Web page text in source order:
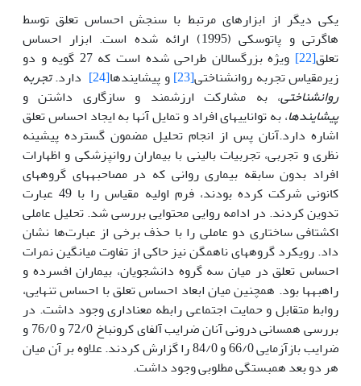
یکی دیگر از ابزارهای مرتبط با سنجش احساس تعلق توسط
هاگرتی و پاتوسکی (1995) ارائه شده است. ابزار احساس
تعلق[22]
ویژه بزرگسالان طراحی شده است که 27 گویه و دو
زیرمقیاس تجربه روان­شناختی[23] و پیشایندها[24] دارد.تجربه
روان­شناختی، به مشارکت ارزشمند و سازگاری داشتن و
پیشایندها، به توانایی­های افراد و تمایل آن­ها به ایجاد احساس تعلق
اشاره دارد.آنان پس از انجام تحلیل مضمون گسترده پیشینه
نظری و تجربی، تجربیات بالینی با بیماران روان­پزشکی و اظهارات
افراد بدون سابقه بیماری روانی که در مصاحبه­های گروه­های
کانونی شرکت کرده بودند، فرم اولیه مقیاس را با 49 عبارت
تدوین کردند. در ادامه روایی محتوایی بررسی شد. تحلیل عاملی
اکشتافی ساختاری دو عاملی را با حذف برخی از عبارت‌ها نشان
داد. رویکرد گروه­های ناهمگن نیز حاکی از تفاوت میانگین نمرات
احساس تعلق در میان سه گروه دانشجویان، بیماران افسرده و
راهبه­­ها بود. همچنین میان ابعاد احساس تعلق با احساس تنهایی،
روابط متقابل و حمایت اجتماعی رابطه معناداری وجود داشت. در
بررسی همسانی درونی آنان ضرایب آلفای کرونباخ 72/0 و 76/0 و
ضرایب بازآزمایی 66/0 و 84/0 را گزارش کردند. علاوه بر آن میان
هر دو بعد همبستگی مطلوبی وجود داشت.